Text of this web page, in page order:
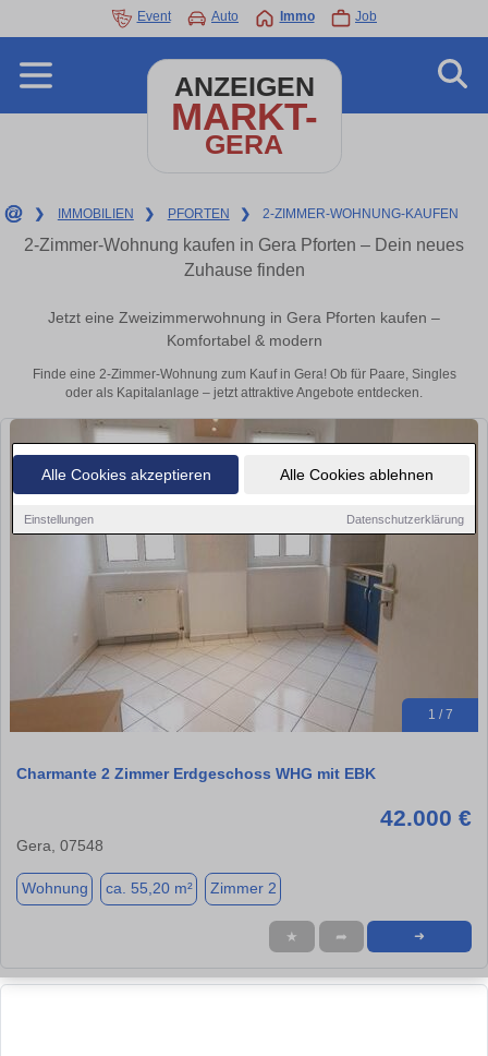
Alle Cookies akzeptieren Alle Cookies ablehnen
Einstellungen Datenschutzerklärung
Event Auto Immo Job
ANZEIGEN
MARKT-
GERA
❯ IMMOBILIEN ❯ PFORTEN ❯ 2-ZIMMER-WOHNUNG-KAUFEN
2-Zimmer-Wohnung kaufen in Gera Pforten – Dein neues
Zuhause finden
Jetzt eine Zweizimmerwohnung in Gera Pforten kaufen –
Komfortabel & modern
Finde eine 2-Zimmer-Wohnung zum Kauf in Gera! Ob für Paare, Singles
oder als Kapitalanlage – jetzt attraktive Angebote entdecken.
1 / 7
Charmante 2 Zimmer Erdgeschoss WHG mit EBK
42.000 €
Gera, 07548
Wohnung ca. 55,20 m² Zimmer 2
★ ➦ ➜